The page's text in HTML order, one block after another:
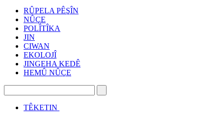
RÛPELA PÊŞÎN
NÛÇE
POLÎTÎKA
JIN
CIWAN
EKOLOJÎ
JINGEHA KEDÊ
HEMÛ NÛÇE
TÊKETIN